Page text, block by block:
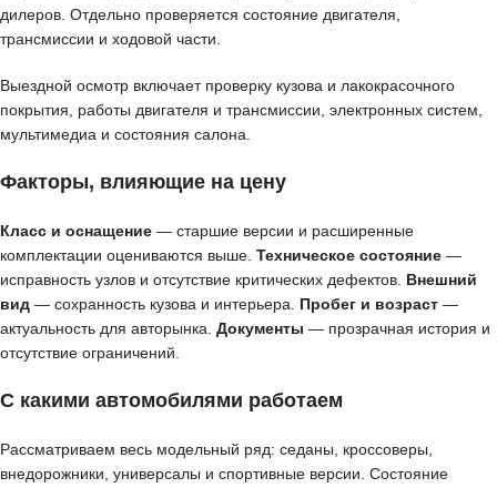
дилеров. Отдельно проверяется состояние двигателя,
трансмиссии и ходовой части.
Выездной осмотр включает проверку кузова и лакокрасочного
покрытия, работы двигателя и трансмиссии, электронных систем,
мультимедиа и состояния салона.
Факторы, влияющие на цену
Класс и оснащение — старшие версии и расширенные
комплектации оцениваются выше. Техническое состояние —
исправность узлов и отсутствие критических дефектов. Внешний
вид — сохранность кузова и интерьера. Пробег и возраст —
актуальность для авторынка. Документы — прозрачная история и
отсутствие ограничений.
С какими автомобилями работаем
Рассматриваем весь модельный ряд: седаны, кроссоверы,
внедорожники, универсалы и спортивные версии. Состояние